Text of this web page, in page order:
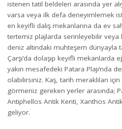
istenen tatil beldeleri arasında yer
varsa veya ilk defa deneyimlemek
en keyifli dalış mekanlarına da ev
tertemiz plajlarda serinleyebilir veya
deniz altındaki muhteşem dünyayla
Çarşı’da dolaşıp keyifli mekanlarda
yakın mesafedeki Patara Plajı’nda
olabilirsiniz. Kaş, tarih meraklıları
görmeniz gereken yerler arasında;
Antiphellos Antik Kenti, Xanthos
geliyor.